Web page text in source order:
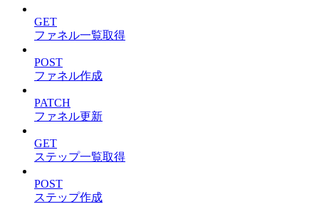
GET
ファネル一覧取得
POST
ファネル作成
PATCH
ファネル更新
GET
ステップ一覧取得
POST
ステップ作成